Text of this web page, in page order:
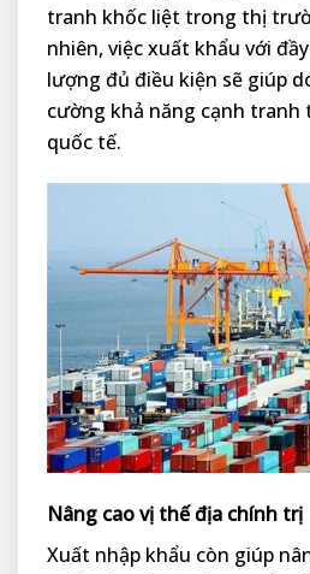
tranh khốc liệt trong thị
nhiên, việc xuất khẩu với
lượng đủ điều kiện sẽ giúp
cường khả năng cạnh
quốc tế.
Nâng cao vị thế địa chính trị
Xuất nhập khẩu còn giúp